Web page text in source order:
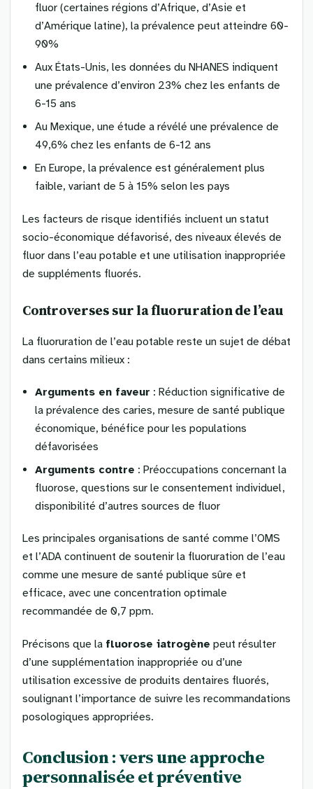
fluor (certaines régions d’Afrique, d’Asie et
d’Amérique latine), la prévalence peut atteindre 60-
90%
Aux États-Unis, les données du NHANES indiquent
une prévalence d’environ 23% chez les enfants de
6-15 ans
Au Mexique, une étude a révélé une prévalence de
49,6% chez les enfants de 6-12 ans
En Europe, la prévalence est généralement plus
faible, variant de 5 à 15% selon les pays
Les facteurs de risque identifiés incluent un statut
socio-économique défavorisé, des niveaux élevés de
fluor dans l’eau potable et une utilisation inappropriée
de suppléments fluorés.
Controverses sur la fluoruration de l’eau
La fluoruration de l’eau potable reste un sujet de débat
dans certains milieux :
Arguments en faveur : Réduction significative de
la prévalence des caries, mesure de santé publique
économique, bénéfice pour les populations
défavorisées
Arguments contre : Préoccupations concernant la
fluorose, questions sur le consentement individuel,
disponibilité d’autres sources de fluor
Les principales organisations de santé comme l’OMS
et l’ADA continuent de soutenir la fluoruration de l’eau
comme une mesure de santé publique sûre et
efficace, avec une concentration optimale
recommandée de 0,7 ppm.
Précisons que la fluorose iatrogène peut résulter
d’une supplémentation inappropriée ou d’une
utilisation excessive de produits dentaires fluorés,
soulignant l’importance de suivre les recommandations
posologiques appropriées.
Conclusion : vers une approche
personnalisée et préventive